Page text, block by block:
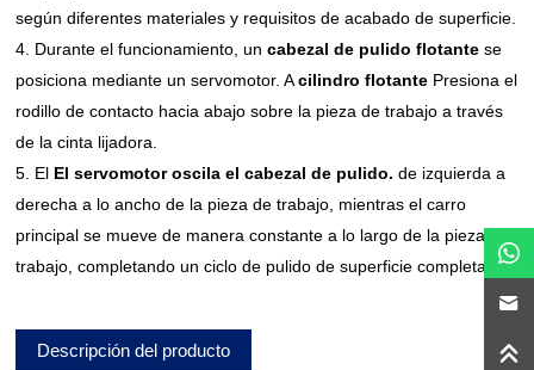
según diferentes materiales y requisitos de acabado de superficie.
4. Durante el funcionamiento, uncabezal de pulido flotante se
posiciona mediante un servomotor. Acilindro flotante Presiona el
rodillo de contacto hacia abajo sobre la pieza de trabajo a través
de la cinta lijadora.
5. El El servomotor oscila el cabezal de pulido. de izquierda a
derecha a lo ancho de la pieza de trabajo, mientras el carro
principal se mueve de manera constante a lo largo de la pieza de
trabajo, completando un ciclo de pulido de superficie completa.
Descripción del producto